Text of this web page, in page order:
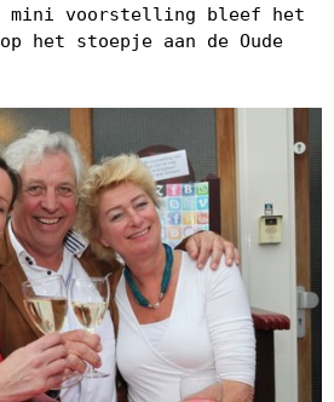
mini voorstelling bleef het
het stoepje aan de Oude